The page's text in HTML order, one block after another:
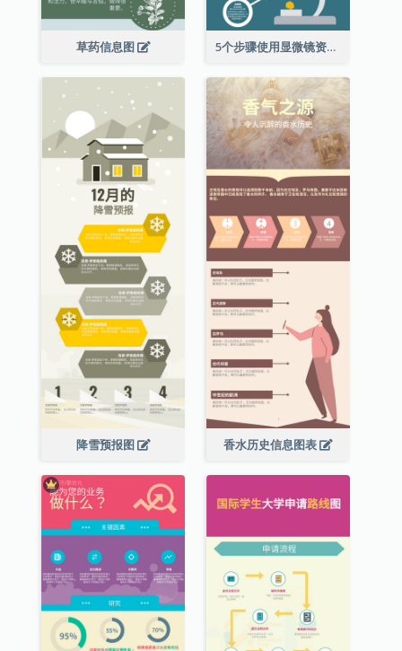
草药信息图 5个步骤使用显微镜资料图
降雪预报图 香水历史信息图表